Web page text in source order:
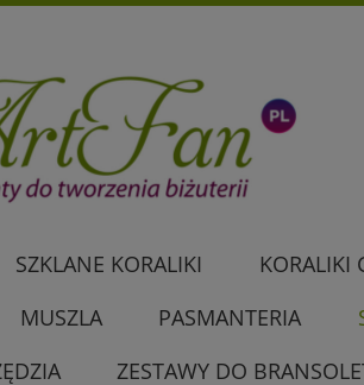
SZKLANE KORALIKI KORALIKI
MUSZLA PASMANTERIA
ZESTAWY DO